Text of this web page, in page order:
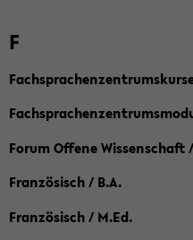
F
Forum Offene Wissenschaft
Französisch / B.A.
Französisch / M.Ed.